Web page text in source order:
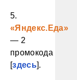
5.
«Яндекс.Еда»
— 2
промокода
[здесь].